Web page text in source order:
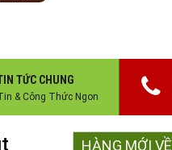
TỨC CHUNG
& Công Thức Ngon
HÀNG MỚI VỀ